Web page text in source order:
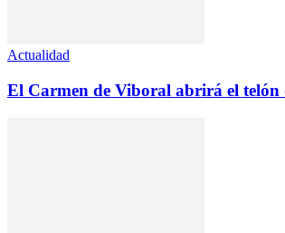
Actualidad
El Carmen de Viboral abrirá el telón